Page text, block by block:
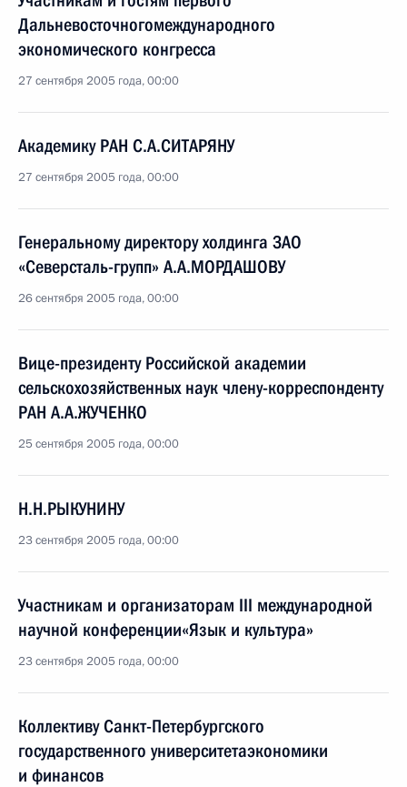
Дальневосточногомеждународного
экономического конгресса
27 сентября 2005 года, 00:00
Академику РАН С.А.СИТАРЯНУ
27 сентября 2005 года, 00:00
Генеральному директору холдинга ЗАО
«Северсталь-групп» А.А.МОРДАШОВУ
26 сентября 2005 года, 00:00
Вице-президенту Российской академии
сельскохозяйственных наук члену-корреспонденту
РАН А.А.ЖУЧЕНКО
25 сентября 2005 года, 00:00
Н.Н.РЫКУНИНУ
23 сентября 2005 года, 00:00
Участникам и организаторам III международной
научной конференции«Язык и культура»
23 сентября 2005 года, 00:00
Коллективу Санкт-Петербургского
государственного университетаэкономики
и финансов